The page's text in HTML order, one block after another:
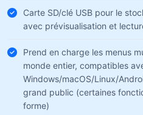
Carte SD/clé USB pour le
avec prévisualisation et
Prend en charge les menus
monde entier, compatibles
Windows/macOS/Linux/
grand public (certaines
forme)